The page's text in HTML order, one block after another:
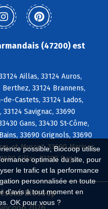
possible, Biocoop utilise
optimale du site, pour
le trafic et la performance
personnalisée en toute
d'avis à tout moment en
OK pour vous ?
(47200) est
Aillas, 33124 Auros,
Berthez, 33124 Brannens,
Castets, 33124 Lados,
Savignac, 33690
Gans, 33430 St-Côme,
33690 Grignols, 33690
et-Musset, 33690 Marions,
Sillas, 33190 Bagas
Biocoop